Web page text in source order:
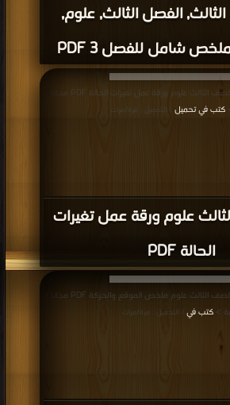
الفصل الثالث, علوم,
علوم ورقة عمل تغيرات
الحالة PDF
قراءة و تحميل كتاب كتاب الصف الثالث علوم ورقة عمل تغيرات الحالة PDF مجانا |
كتب في تحميل | التحميل : مرة/مرات
قراءة و تحميل كتاب كتاب الصف الثالث علوم ملخص الموقع والحركة PDF مجانا |
> كتب في | التحميل : مرة/مرات